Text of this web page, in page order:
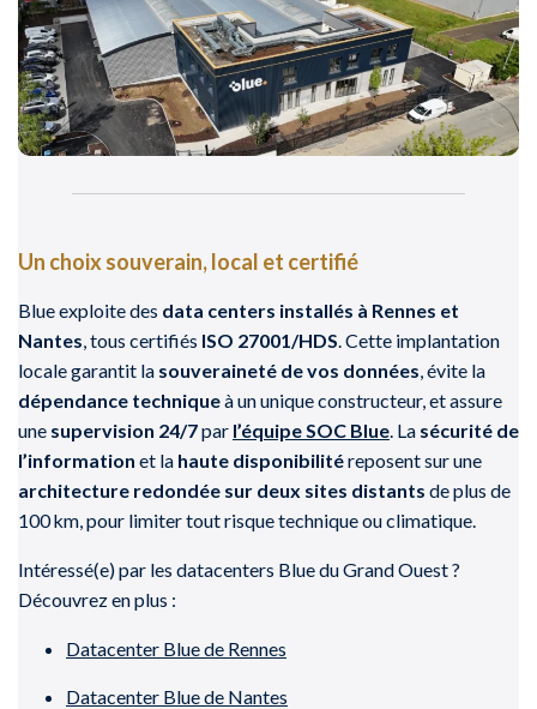
Un choix souverain, local et certifié
Blue exploite des data centers installés à Rennes et
Nantes , tous certifiés ISO 27001/HDS . Cette implantation
locale garantit la souveraineté de vos données , évite la
dépendance techniqueà un unique constructeur, et assure
une supervision 24/7par l’équipe SOC Blue . La sécurité de
l’information et la haute disponibilitéreposent sur une
architecture redondée sur deux sites distants de plus de
100 km, pour limiter tout risque technique ou climatique.
Intéressé(e) par les datacenters Blue du Grand Ouest ?
Découvrez en plus :
Datacenter Blue de Rennes
Datacenter Blue de Nantes